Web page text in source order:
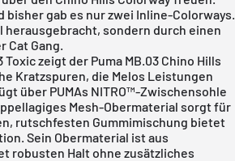
bisher gab es nur zwei Inline-Colorways.
sondern durch einen
Gang.
zeigt der Puma MB.03 Chino Hills
Kratzspuren, die Melos Leistungen
über PUMAs NITRO™-Zwischensohle
Mesh-Obermaterial sorgt für
rutschfesten Gummimischung bietet
Sein Obermaterial ist aus
robusten Halt ohne zusätzliches